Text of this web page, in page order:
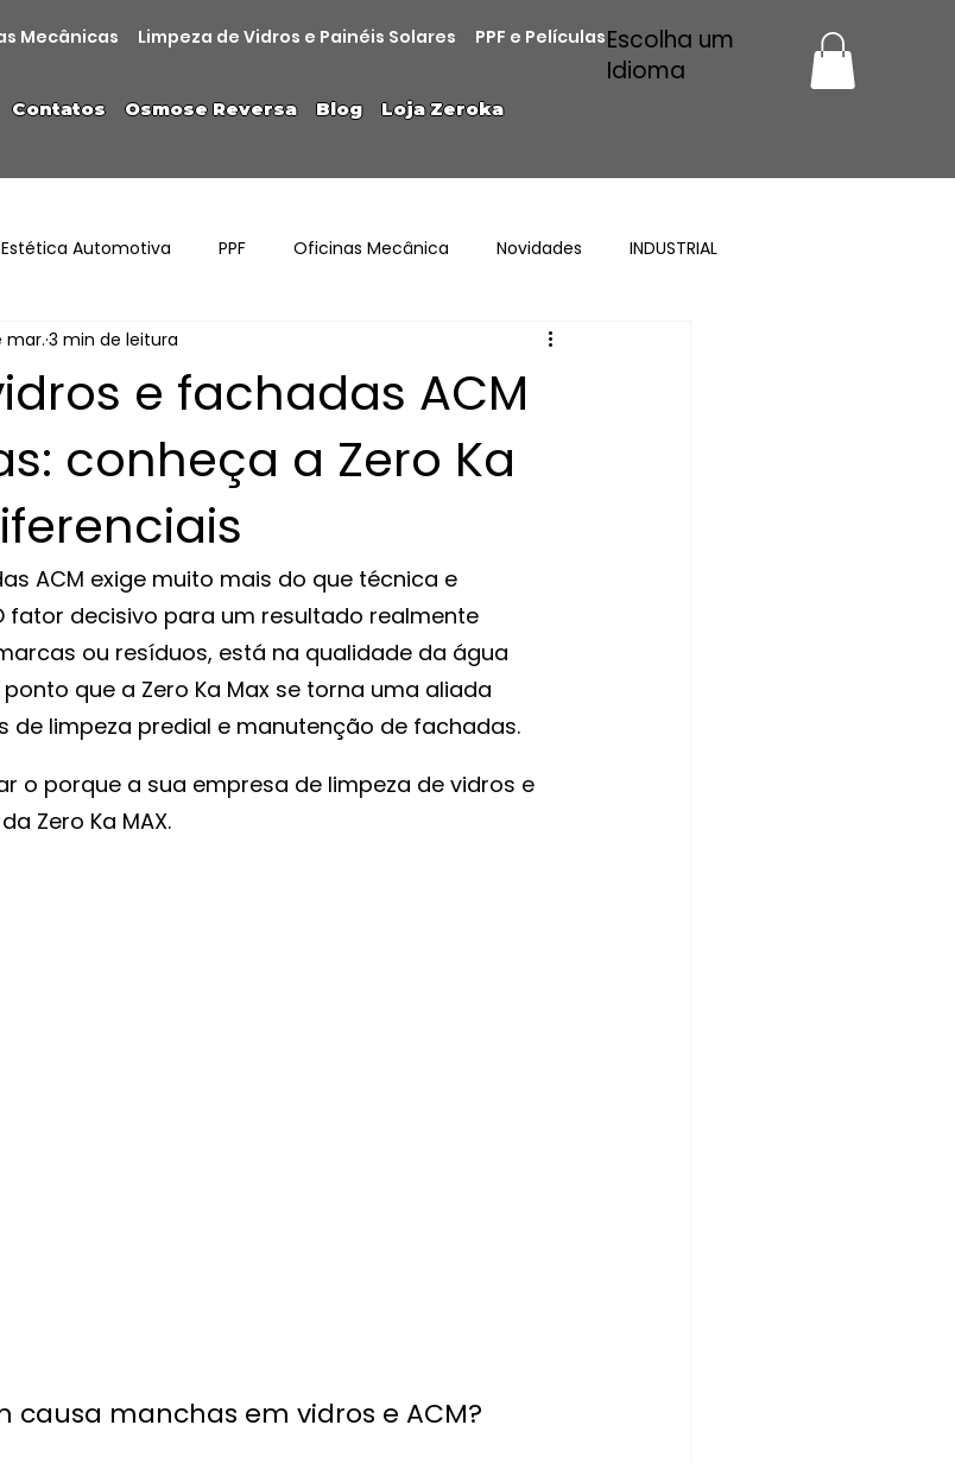
Mecânicas Limpeza de Vidros e Painéis Solares PPF e PelículasEscolha um
Idioma
Contatos Osmose Reversa Blog Loja Zeroka
Estética Automotiva PPF Oficinas Mecânica Novidades INDUSTRIAL
e fachadas ACM
conheça a Zero Ka
mar. 3 min de leitura
ACM exige muito mais do que técnica e
fator decisivo para um resultado realmente
ou resíduos, está na qualidade da água
que a Zero Ka Max se torna uma aliada
de limpeza predial e manutenção de fachadas.
o porque a sua empresa de limpeza de vidros e
Zero Ka MAX.
causa manchas em vidros e ACM?